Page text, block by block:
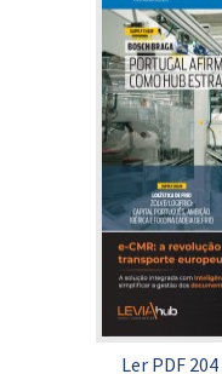
Ler PDF 204